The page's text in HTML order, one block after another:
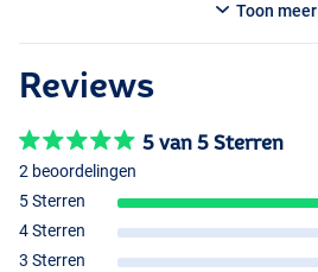
Toon meer
Reviews
5 van 5 Sterren
2 beoordelingen
5 Sterren
4 Sterren
3 Sterren